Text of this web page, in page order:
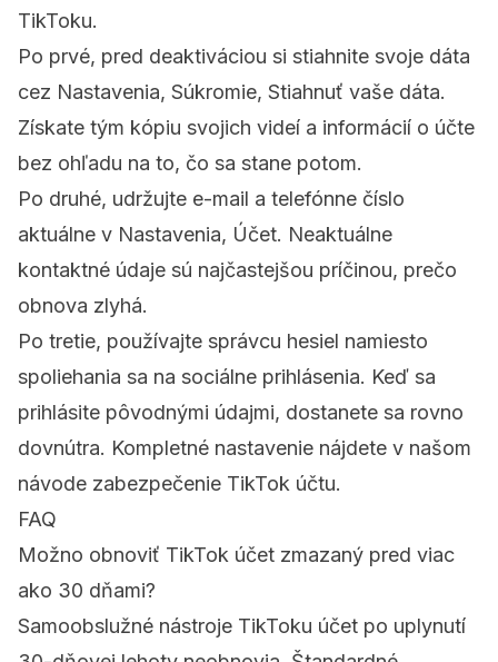
TikToku.
Po prvé, pred deaktiváciou si stiahnite svoje dáta
cez Nastavenia, Súkromie, Stiahnuť vaše dáta.
Získate tým kópiu svojich videí a informácií o účte
bez ohľadu na to, čo sa stane potom.
Po druhé, udržujte e-mail a telefónne číslo
aktuálne v Nastavenia, Účet. Neaktuálne
kontaktné údaje sú najčastejšou príčinou, prečo
obnova zlyhá.
Po tretie, používajte správcu hesiel namiesto
spoliehania sa na sociálne prihlásenia. Keď sa
prihlásite pôvodnými údajmi, dostanete sa rovno
dovnútra. Kompletné nastavenie nájdete v našom
návode zabezpečenie TikTok účtu.
FAQ
Možno obnoviť TikTok účet zmazaný pred viac
ako 30 dňami?
Samoobslužné nástroje TikToku účet po uplynutí